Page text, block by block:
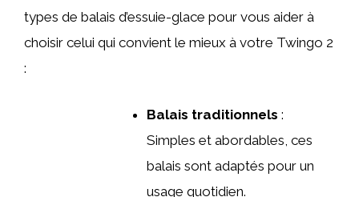
types de balais d’essuie-glace pour vous aider à
choisir celui qui convient le mieux à votre Twingo 2
:
Balais traditionnels :
Simples et abordables, ces
balais sont adaptés pour un
usage quotidien.